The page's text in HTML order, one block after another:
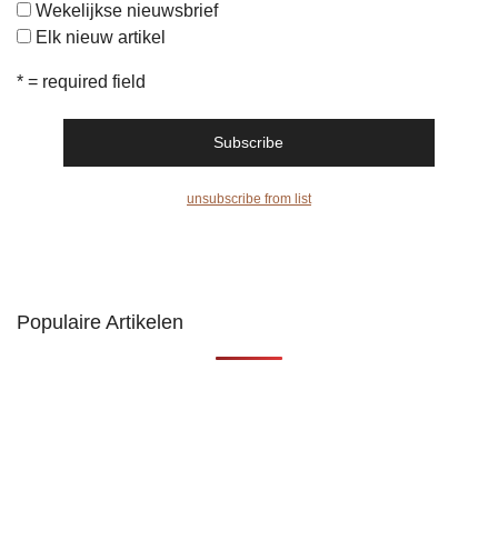
Wekelijkse nieuwsbrief
Elk nieuw artikel
* = required field
unsubscribe from list
Populaire Artikelen